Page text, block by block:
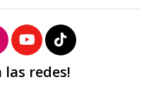
las redes!